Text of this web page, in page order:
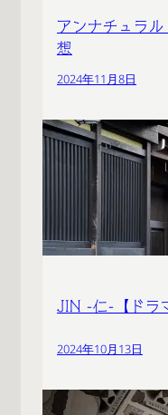
アンナチュラ
想
2024年11月8日
JIN -仁-【ドラ
2024年10月13日